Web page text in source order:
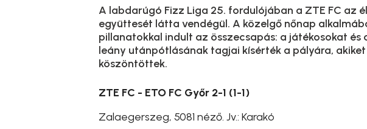
A labdarúgó Fizz Liga 25. fordulójában a ZTE FC az
együttesét látta vendégül. A közelgő nőnap
pillanatokkal indult az összecsapás: a játékosokat és
leány utánpótlásának tagjai kísérték a pályára,
köszöntöttek.
ZTE FC - ETO FC Győr 2-1 (1-1)
Zalaegerszeg, 5081 néző. Jv.: Karakó